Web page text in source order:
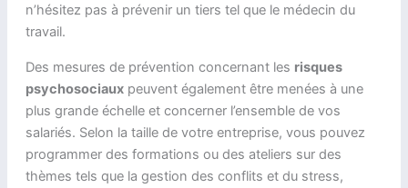
n’hésitez pas à prévenir un tiers tel que le médecin du
travail.
Des mesures de prévention concernant les risques
psychosociauxpeuvent également être menées à une
plus grande échelle et concerner l’ensemble de vos
salariés. Selon la taille de votre entreprise, vous pouvez
programmer des formations ou des ateliers sur des
thèmes tels que la gestion des conflits et du stress,